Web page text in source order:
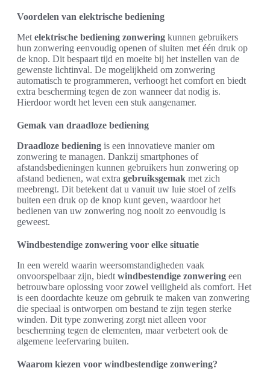
Voordelen van elektrische bediening
Met elektrische bediening zonwering kunnen gebruikers
hun zonwering eenvoudig openen of sluiten met één druk op
de knop. Dit bespaart tijd en moeite bij het instellen van de
gewenste lichtinval. De mogelijkheid om zonwering
automatisch te programmeren, verhoogt het comfort en biedt
extra bescherming tegen de zon wanneer dat nodig is.
Hierdoor wordt het leven een stuk aangenamer.
Gemak van draadloze bediening
Draadloze bediening is een innovatieve manier om
zonwering te managen. Dankzij smartphones of
afstandsbedieningen kunnen gebruikers hun zonwering op
afstand bedienen, wat extra gebruiksgemak met zich
meebrengt. Dit betekent dat u vanuit uw luie stoel of zelfs
buiten een druk op de knop kunt geven, waardoor het
bedienen van uw zonwering nog nooit zo eenvoudig is
geweest.
Windbestendige zonwering voor elke situatie
In een wereld waarin weersomstandigheden vaak
onvoorspelbaar zijn, biedt windbestendige zonwering een
betrouwbare oplossing voor zowel veiligheid als comfort. Het
is een doordachte keuze om gebruik te maken van zonwering
die speciaal is ontworpen om bestand te zijn tegen sterke
winden. Dit type zonwering zorgt niet alleen voor
bescherming tegen de elementen, maar verbetert ook de
algemene leefervaring buiten.
Waarom kiezen voor windbestendige zonwering?